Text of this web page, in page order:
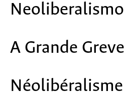
A Grande